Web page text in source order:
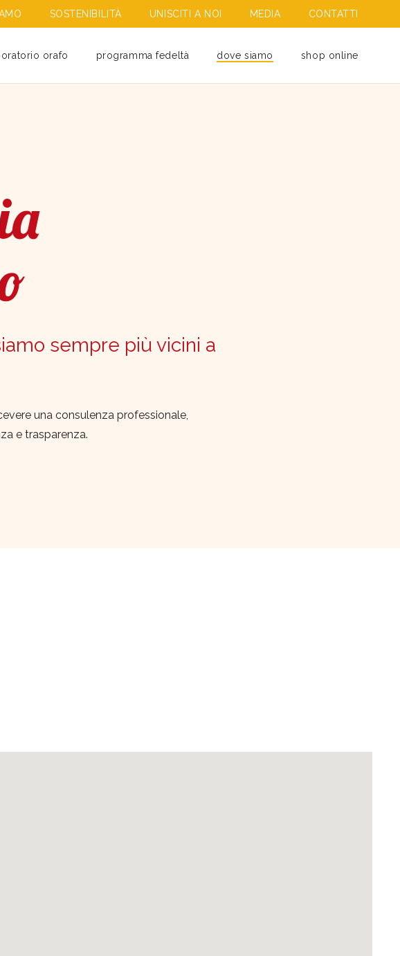
SOSTENIBILITÀ UNISCITI A NOI MEDIA CONTATTI
orafo programma fedeltà dove siamo shop online
sempre più vicini a
una consulenza professionale,
e trasparenza.